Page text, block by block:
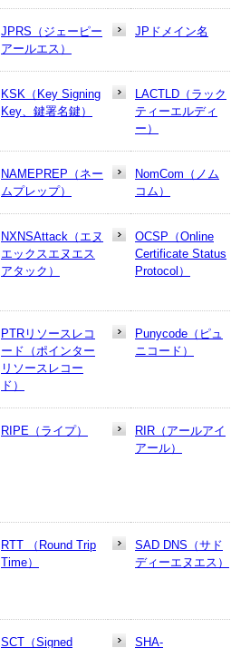
JPRS（ジェーピー
アールエス）
JPドメイン名
KSK（Key Signing
Key、鍵署名鍵）
LACTLD（ラック
ティーエルディ
ー）
NAMEPREP（ネー
ムプレップ）
NomCom（ノム
コム）
NXNSAttack（エヌ
エックスエヌエス
アタック）
OCSP（Online
Certificate Status
Protocol）
PTRリソースレコ
ード（ポインター
リソースレコー
ド）
Punycode（ピュ
ニコード）
RIPE（ライプ）
RIR（アールアイ
アール）
RTT （Round Trip
Time）
SAD DNS（サド
ディーエヌエス）
SCT（Signed SHA-